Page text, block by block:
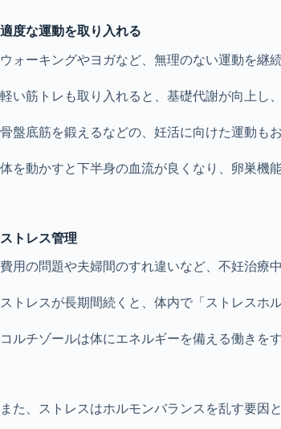
適度な運動を取り入れる
ウォーキングやヨガなど、無理のない運動を継
軽い筋トレも取り入れると、基礎代謝が向上し
骨盤底筋を鍛えるなどの、妊活に向けた運動も
体を動かすと下半身の血流が良くなり、卵巣機
ストレス管理
費用の問題や夫婦間のすれ違いなど、不妊治療
ストレスが長期間続くと、体内で「ストレスホ
コルチゾールは体にエネルギーを備える働きを
また、ストレスはホルモンバランスを乱す要因